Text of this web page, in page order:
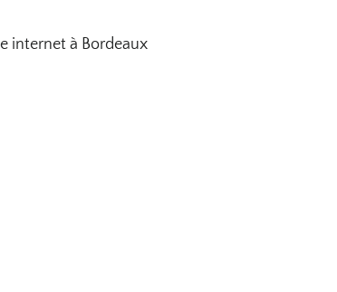
internet à Bordeaux